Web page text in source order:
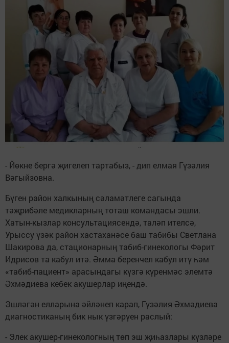
- Йөкне бергә җигелеп тартабыз, - дип елмая Гүзәлия
Вәгыйзовна.
Бүген район халкының сәламәтлеге сагында
тәҗрибәле медикларның тоташ командасы эшли.
Хатын-кызлар консультациясендә, таләп ителсә,
Урыссу үзәк район хастаханәсе баш табибы Светлана
Шакирова да, стационарның табиб-гинекологы Фәрит
Идрисов та кабул итә. Әмма беренчел кабул итү һәм
«табиб-пациент» арасындагы күзгә күренмәс элемтә
Әхмәдиева кебек акушерлар иңендә.
Эшләгән елларына әйләнеп карап, Гүзәлия Әхмәдиева
диагностиканың бик нык үзгәрүен раслый:
- Элек акушер-гинекологның төп эш җиһазлары күзләре